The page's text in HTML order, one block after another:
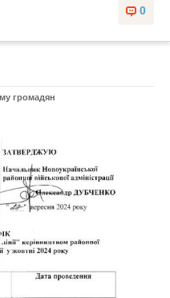
0
громадян